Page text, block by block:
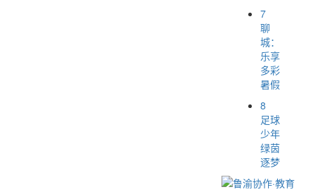
7
聊
城：
乐享
多彩
暑假
8
足球
少年
绿茵
逐梦